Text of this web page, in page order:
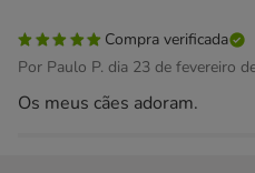
Compra verificada
Por Paulo P. dia 23 de fevereiro
Os meus cães adoram.